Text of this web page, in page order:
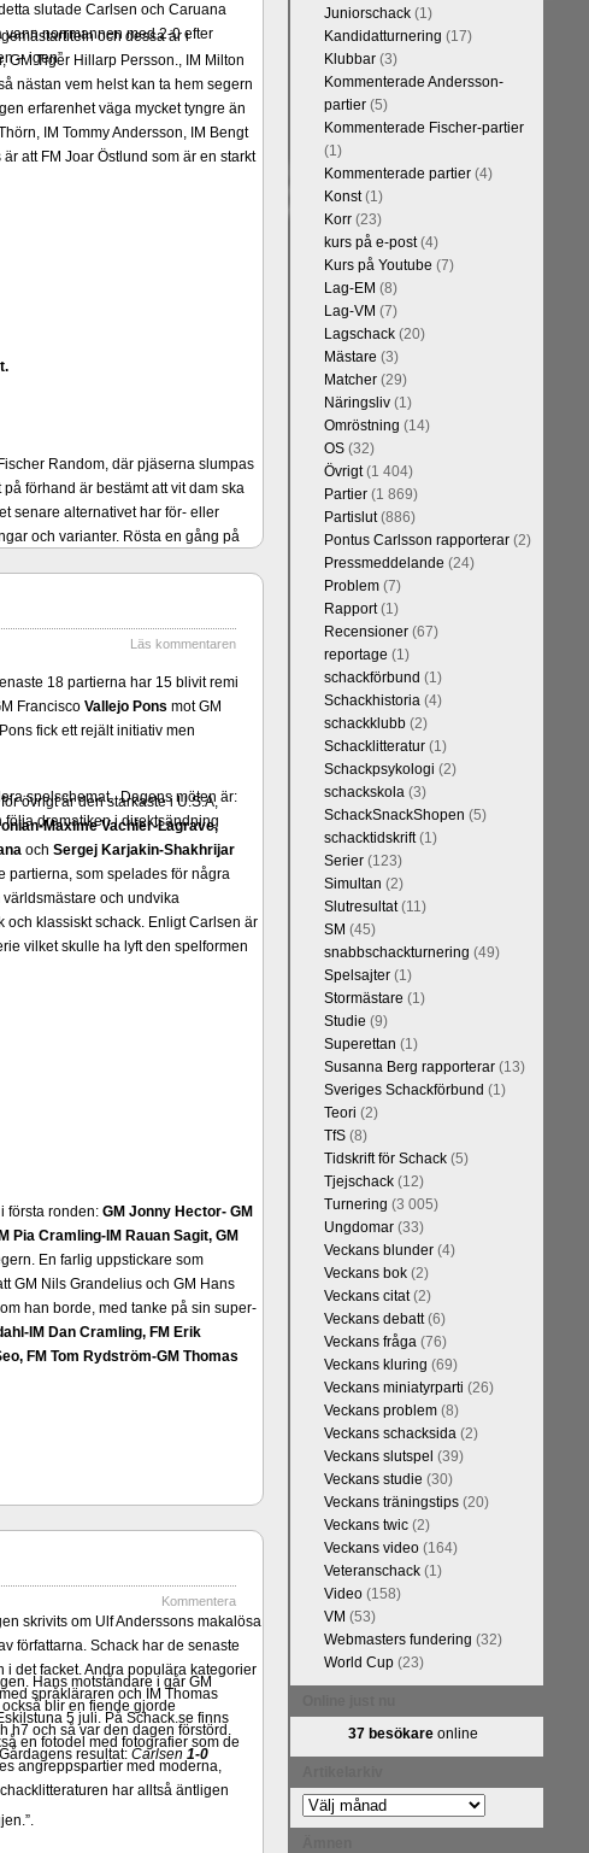
och dessa är i
GM Tiger Hillarp Persson., IM Milton
nästan vem helst kan ta hem segern
erfarenhet väga mycket tyngre än
IM Tommy Andersson, IM Bengt
att FM Joar Östlund som är en starkt
Random, där pjäserna slumpas
förhand är bestämt att vit dam ska
senare alternativet har för- eller
och varianter. Rösta en gång på
övrigt är den starkaste i U.S.A,
Maxime Vachier-Lagrave,
och Sergej Karjakin-Shakhrijar
partierna, som spelades för några
och undvika
klassiskt schack. Enligt Carlsen är
vilket skulle ha lyft den spelformen
första ronden: GM Jonny Hector- GM
Pia Cramling-IM Rauan Sagit, GM
En farlig uppstickare som
GM Nils Grandelius och GM Hans
han borde, med tanke på sin super-
IM Dan Cramling, FM Erik
FM Tom Rydström-GM Thomas
skrivits om Ulf Anderssons makalösa
författarna. Schack har de senaste
det facket. Andra populära kategorier
språkläraren och IM Thomas
5 juli. På Schack.se finns
en fotodel med fotografier som de
angreppspartier med moderna,
har alltså äntligen
slutade Carlsen och Caruana
norrmannen med 2-0 efter
– igen”
Läs kommentaren
18 partierna har 15 blivit remi
Francisco Vallejo Pons mot GM
fick ett rejält initiativ men
spelschemat. Dagens möten är:
följa dramatiken i direktsändning
Kommentera
Hans motståndare i går GM
blir en fiende gjorde
h7 och så var den dagen förstörd.
resultat:Carlsen 1-0
Juniorschack(1)
Kandidatturnering (17)
Klubbar(3)
Kommenterade Andersson-
partier(5)
Kommenterade Fischer-partier
(1)
Kommenterade partier(4)
Konst(1)
Korr(23)
kurs på e-post(4)
Kurs på Youtube (7)
Lag-EM (8)
Lag-VM (7)
Lagschack(20)
Mästare (3)
Matcher(29)
Näringsliv(1)
Omröstning (14)
OS(32)
Övrigt(1 404)
Partier(1 869)
Partislut(886)
Pontus Carlsson rapporterar(2)
Pressmeddelande (24)
Problem(7)
Rapport(1)
Recensioner(67)
reportage (1)
schackförbund (1)
Schackhistoria(4)
schackklubb(2)
Schacklitteratur(1)
Schackpsykologi (2)
schackskola(3)
SchackSnackShopen (5)
schacktidskrift(1)
Serier(123)
Simultan (2)
Slutresultat(11)
SM (45)
snabbschackturnering (49)
Spelsajter(1)
Stormästare (1)
Studie (9)
Superettan (1)
Susanna Berg rapporterar(13)
Sveriges Schackförbund (1)
Teori (2)
TfS(8)
Tidskrift för Schack(5)
Tjejschack(12)
Turnering (3 005)
Ungdomar(33)
Veckans blunder(4)
Veckans bok(2)
Veckans citat(2)
Veckans debatt(6)
Veckans fråga(76)
Veckans kluring (69)
Veckans miniatyrparti (26)
Veckans problem(8)
Veckans schacksida(2)
Veckans slutspel (39)
Veckans studie (30)
Veckans träningstips(20)
Veckans twic(2)
Veckans video(164)
Veteranschack(1)
Video(158)
VM (53)
Webmasters fundering (32)
World Cup(23)
37 besökareonline
Artikelarkiv